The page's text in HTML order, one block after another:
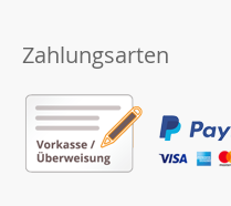
Zahlungsarten